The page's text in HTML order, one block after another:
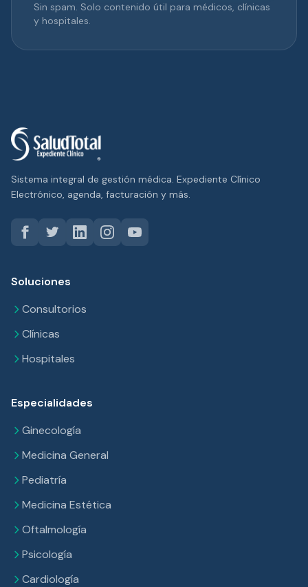
Sin spam. Solo contenido útil para médicos, clínicas
y hospitales.
Sistema integral de gestión médica. Expediente Clínico
Electrónico, agenda, facturación y más.
Soluciones
Consultorios
Clínicas
Hospitales
Especialidades
Ginecología
Medicina General
Pediatría
Medicina Estética
Oftalmología
Psicología
Cardiología